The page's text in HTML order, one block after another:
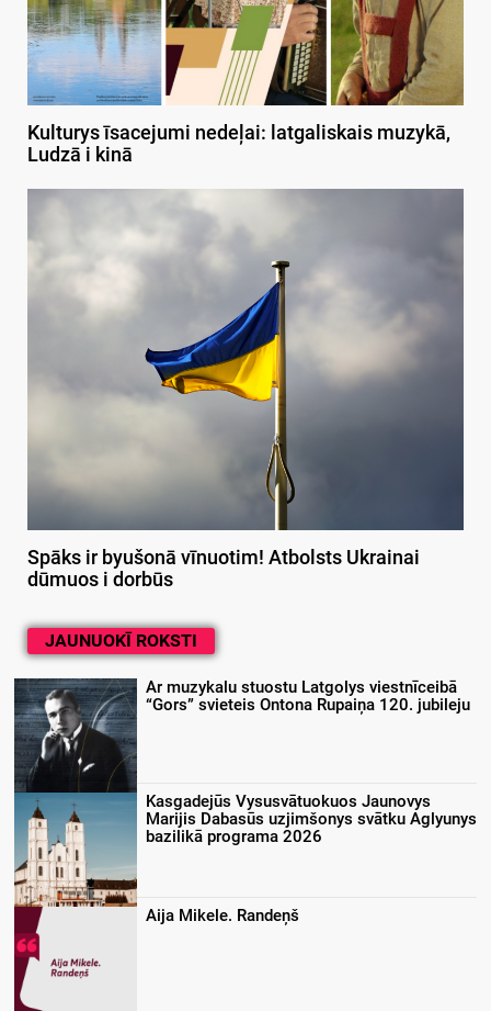
Kulturys īsacejumi nedeļai: latgaliskais muzykā,
Ludzā i kinā
Spāks ir byušonā vīnuotim! Atbolsts Ukrainai
dūmuos i dorbūs
JAUNUOKĪ ROKSTI
Ar muzykalu stuostu Latgolys viestnīceibā
“Gors” svieteis Ontona Rupaiņa 120. jubileju
Kasgadejūs Vysusvātuokuos Jaunovys
Marijis Dabasūs uzjimšonys svātku Aglyunys
bazilikā programa 2026
Aija Mikele. Randeņš